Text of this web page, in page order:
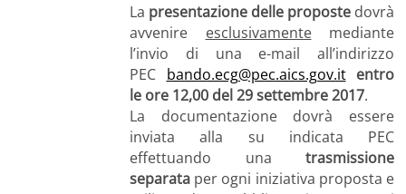
La presentazione delle proposte dovrà
avvenire esclusivamentemediante
l’invio di una e-mail all’indirizzo
PEC bando.ecg@pec.aics.gov.it entro
le ore 12,00 del 29 settembre 2017.
La documentazione dovrà essere
inviata alla su indicata PEC
effettuando una trasmissione
separata per ogni iniziativa proposta e